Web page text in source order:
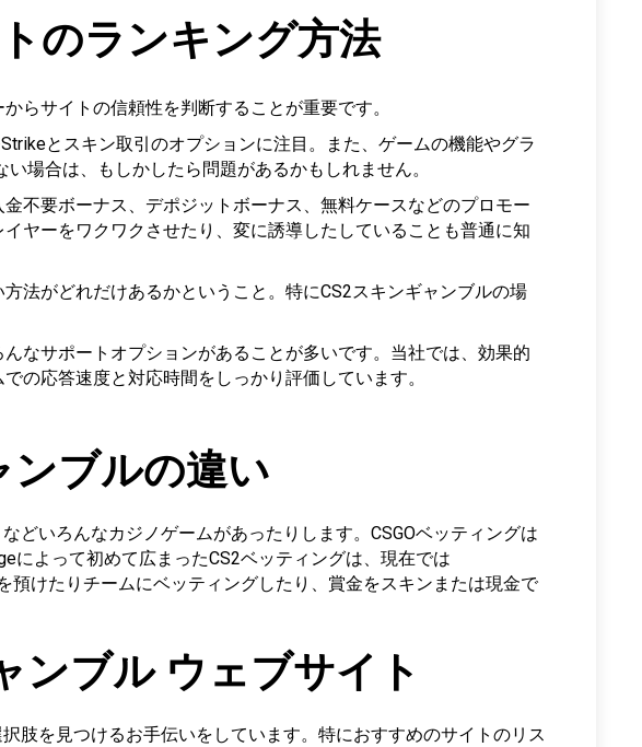
のランキング方法
らサイトの信頼性を判断することが重要です。
とスキン取引のオプションに注目。また、ゲームの機能やグラ
場合は、もしかしたら問題があるかもしれません。
不要ボーナス、デポジットボーナス、無料ケースなどのプロモー
ヤーをワクワクさせたり、変に誘導したしていることも普通に知
法がどれだけあるかということ。特にCS2スキンギャンブルの場
んなサポートオプションがあることが多いです。当社では、効果的
の応答速度と対応時間をしっかり評価しています。
ンブルの違い
どいろんなカジノゲームがあったりします。CSGOベッティングは
によって初めて広まったCS2ベッティングは、現在では
預けたりチームにベッティングしたり、賞金をスキンまたは現金で
ンブル ウェブサイト
肢を見つけるお手伝いをしています。特におすすめのサイトのリス